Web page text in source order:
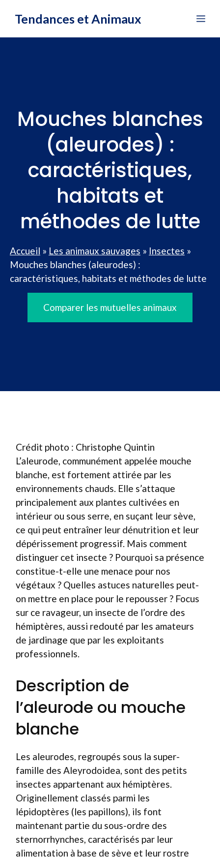
Tendances et Animaux
Mouches blanches
(aleurodes) :
caractéristiques,
habitats et
méthodes de lutte
Accueil » Les animaux sauvages » Insectes »
Mouches blanches (aleurodes) :
caractéristiques, habitats et méthodes de lutte
Comparer les mutuelles animaux
Crédit photo : Christophe Quintin
L’aleurode, communément appelée mouche
blanche, est fortement attirée par les
environnements chauds. Elle s’attaque
principalement aux plantes cultivées en
intérieur ou sous serre, en suçant leur sève,
ce qui peut entraîner leur dénutrition et leur
dépérissement progressif. Mais comment
distinguer cet insecte ? Pourquoi sa présence
constitue-t-elle une menace pour nos
végétaux ? Quelles astuces naturelles peut-
on mettre en place pour le repousser ? Focus
sur ce ravageur, un insecte de l’ordre des
hémiptères, aussi redouté par les amateurs
de jardinage que par les exploitants
professionnels.
Description de
l’aleurode ou mouche
blanche
Les aleurodes, regroupés sous la super-
famille des Aleyrodoidea, sont des petits
insectes appartenant aux hémiptères.
Originellement classés parmi les
lépidoptères (les papillons), ils font
maintenant partie du sous-ordre des
sternorrhynches, caractérisés par leur
alimentation à base de sève et leur rostre